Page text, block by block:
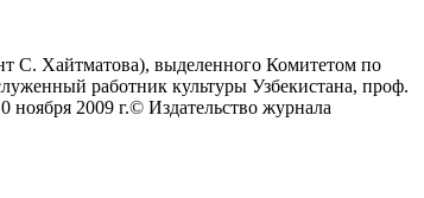
С. Хайтматова), выделенного Комитетом по
работник культуры Узбекистана, проф.
2009 г.© Издательство журнала